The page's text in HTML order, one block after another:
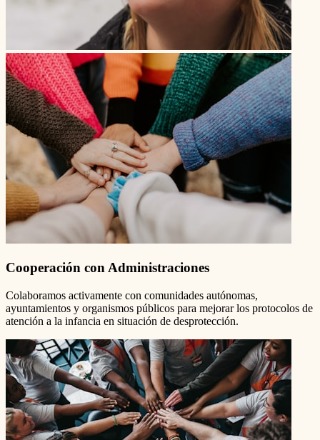
Cooperación con Administraciones
Colaboramos activamente con comunidades autónomas,
ayuntamientos y organismos públicos para mejorar los protocolos de
atención a la infancia en situación de desprotección.